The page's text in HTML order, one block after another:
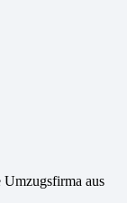
Umzugsfirma aus